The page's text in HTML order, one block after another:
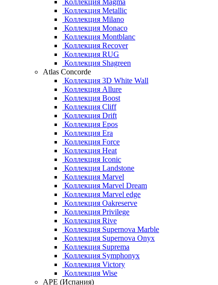
Коллекция Magma
Коллекция Metallic
Коллекция Milano
Коллекция Monaco
Коллекция Montblanc
Коллекция Recover
Коллекция RUG
Коллекция Shagreen
Atlas Concorde
Коллекция 3D White Wall
Коллекция Allure
Коллекция Boost
Коллекция Cliff
Коллекция Drift
Коллекция Epos
Коллекция Era
Коллекция Force
Коллекция Heat
Коллекция Iconic
Коллекция Landstone
Коллекция Marvel
Коллекция Marvel Dream
Коллекция Marvel edge
Коллекция Oakreserve
Коллекция Privilege
Коллекция Rive
Коллекция Supernova Marble
Коллекция Supernova Onyx
Коллекция Suprema
Коллекция Symphonyx
Коллекция Victory
Коллекция Wise
APE (Испания)